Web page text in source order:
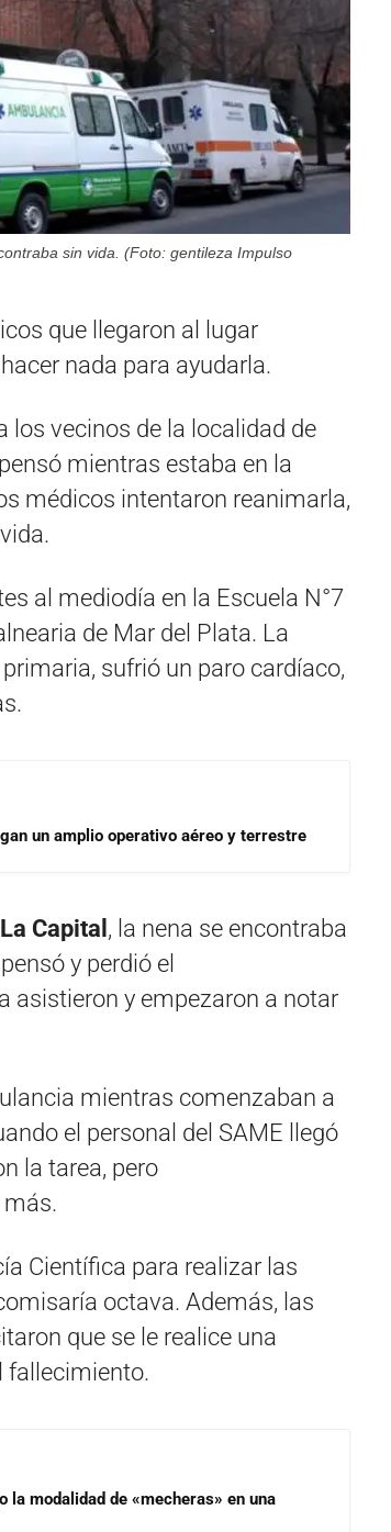
sin vida. (Foto: gentileza Impulso
que llegaron al lugar
nada para ayudarla.
los vecinos de la localidad de
mientras estaba en la
médicos intentaron reanimarla,
al mediodía en la Escuela N°7
de Mar del Plata. La
sufrió un paro cardíaco,
un amplio operativo aéreo y terrestre
La Capital , la nena se encontraba
y perdió el
asistieron y empezaron a notar
mientras comenzaban a
el personal del SAME llegó
la tarea, pero
Científica para realizar las
octava. Además, las
que se le realice una
fallecimiento.
la modalidad de «mecheras» en una